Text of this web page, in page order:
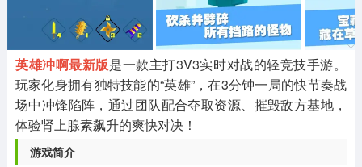
8款应用
8款应用
英雄冲啊最新版是一款主打3V3实时对战的轻竞技手游。
玩家化身拥有独特技能的“英雄”，在3分钟一局的快节奏战
场中冲锋陷阵，通过团队配合夺取资源、摧毁敌方基地，
体验肾上腺素飙升的爽快对决！
游戏简介